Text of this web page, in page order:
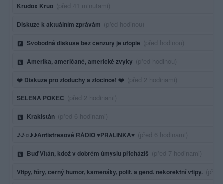
Krudox Kruo Poslední aktivita:
(před 41 minutami)
Diskuze k aktuálním zprávám Poslední aktivita:
(před hodinou)
Svobodná diskuse bez cenzury je utopie Poslední aktivita:
(před hodinou)
Amerika, američané, americké zvyky Poslední aktivita:
(před hodinou)
❤️ Diskuze pro zloduchy a zločince! ❤️ Poslední aktivita:
(před 2 hodinami)
SELENA POKEC Poslední aktivita:
(před 2 hodinami)
Krakistán Poslední aktivita:
(před 6 hodinami)
♪♪♫♪♪Antistresové RÁDIO ♥PRALINKA♥ Poslední aktivita:
(před 6 hodinami)
Buď Vítán, kdož v dobrém úmyslu přicházíš Poslední aktivita:
(před 7 hodinami)
Vtipy, fóry, černý humor, kameňáky, polit. a gend. nekorektní vtipy. (před